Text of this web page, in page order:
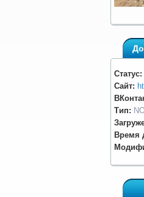
Статус:
Сайт:
Тип:
Время